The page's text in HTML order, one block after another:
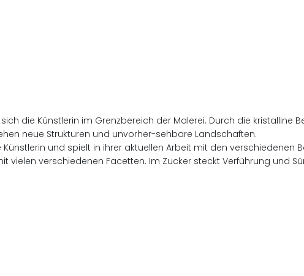
sich die Künstlerin im Grenzbereich der Malerei. Durch die
neue Strukturen und unvorher-sehbare Landschaften.
Künstlerin und spielt in ihrer aktuellen Arbeit mit den
vielen verschiedenen Facetten. Im Zucker steckt Verführung und